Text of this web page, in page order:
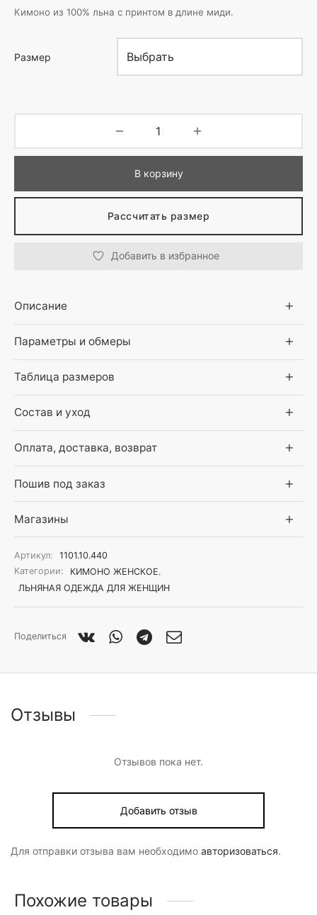
Кимоно из 100% льна с принтом в длине миди.
Размер
В корзину
Рассчитать размер
Добавить в избранное
Описание
Параметры и обмеры
Таблица размеров
Состав и уход
Оплата, доставка, возврат
Пошив под заказ
Магазины
Артикул:
1101.10.440
Категории:
КИМОНО ЖЕНСКОЕ,
ЛЬНЯНАЯ ОДЕЖДА ДЛЯ ЖЕНЩИН
Поделиться
Отзывы
Отзывов пока нет.
Добавить отзыв
Для отправки отзыва вам необходимо авторизоваться.
Похожие товары